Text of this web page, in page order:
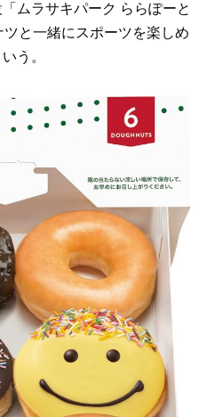
ムラサキパーク ららぽーと
と一緒にスポーツを楽しめ
う。